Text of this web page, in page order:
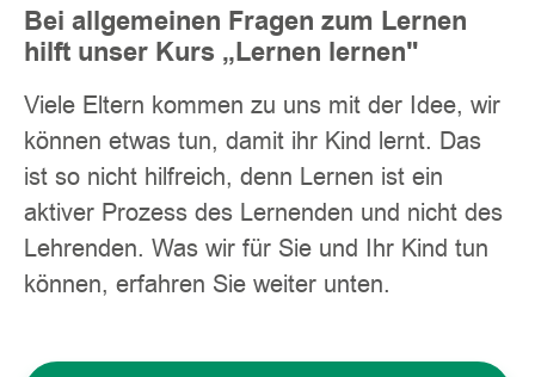
Bei allgemeinen Fragen zum Lernen
hilft unser Kurs „Lernen lernen"
Viele Eltern kommen zu uns mit der Idee, wir
können etwas tun, damit ihr Kind lernt. Das
ist so nicht hilfreich, denn Lernen ist ein
aktiver Prozess des Lernenden und nicht des
Lehrenden. Was wir für Sie und Ihr Kind tun
können, erfahren Sie weiter unten.